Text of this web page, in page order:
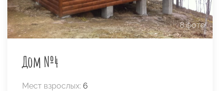
8 фото
Дом №4
Мест взрослых: 6